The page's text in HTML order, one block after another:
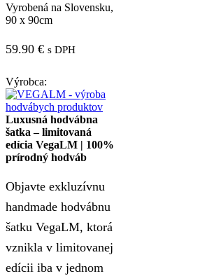
Vyrobená na Slovensku,
90 x 90cm
59.90 € s DPH
Výrobca:
Luxusná hodvábna
šatka – limitovaná
edícia VegaLM | 100%
prírodný hodváb
Objavte exkluzívnu
handmade hodvábnu
šatku VegaLM, ktorá
vznikla v limitovanej
edícii iba v jednom